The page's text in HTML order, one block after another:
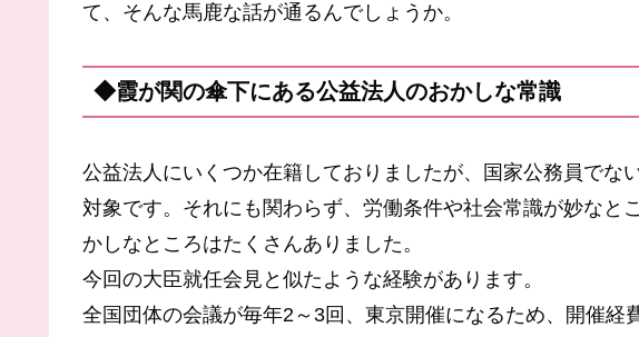
て、そんな馬鹿な話が通るんでしょうか。
◆霞が関の傘下にある公益法人のおかしな常識
公益法人にいくつか在籍しておりましたが、国家公務員でな
対象です。それにも関わらず、労働条件や社会常識が妙なと
かしなところはたくさんありました。
今回の大臣就任会見と似たような経験があります。
全国団体の会議が毎年2～3回、東京開催になるため、開催経